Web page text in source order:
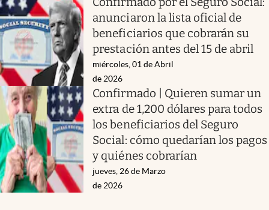
anunciaron la lista oficial de
beneficiarios que cobrarán su
prestación antes del 15 de abril
miércoles, 01 de Abril
de 2026
Confirmado | Quieren sumar un
extra de 1,200 dólares para todos
los beneficiarios del Seguro
Social: cómo quedarían los pagos
y quiénes cobrarían
jueves, 26 de Marzo
de 2026